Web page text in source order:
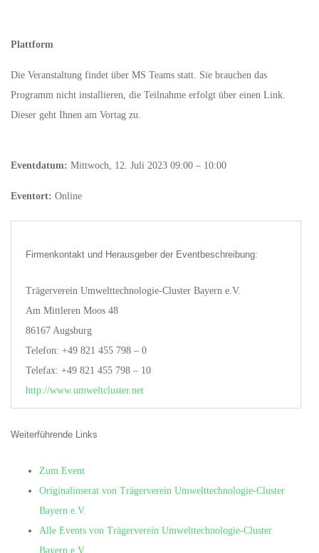
Plattform
Die Veranstaltung findet über MS Teams statt. Sie brauchen das
Programm nicht installieren, die Teilnahme erfolgt über einen Link.
Dieser geht Ihnen am Vortag zu.
Eventdatum: Mittwoch, 12. Juli 2023 09:00 – 10:00
Eventort: Online
Firmenkontakt und Herausgeber der Eventbeschreibung:
Trägerverein Umwelttechnologie-Cluster Bayern e.V.
Am Mittleren Moos 48
86167 Augsburg
Telefon: +49 821 455 798 – 0
Telefax: +49 821 455 798 – 10
http://www.umweltcluster.net
Weiterführende Links
Zum Event
Originalinserat von Trägerverein Umwelttechnologie-Cluster
Bayern e.V.
Alle Events von Trägerverein Umwelttechnologie-Cluster
Bayern e.V.